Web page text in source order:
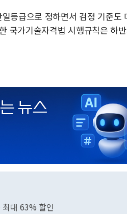
등급으로 정하면서 검정 기준도
국가기술자격법 시행규칙은 하
대 63% 할인